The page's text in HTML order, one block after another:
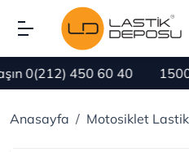
0(212) 450 60 40 1500
Anasayfa Motosiklet